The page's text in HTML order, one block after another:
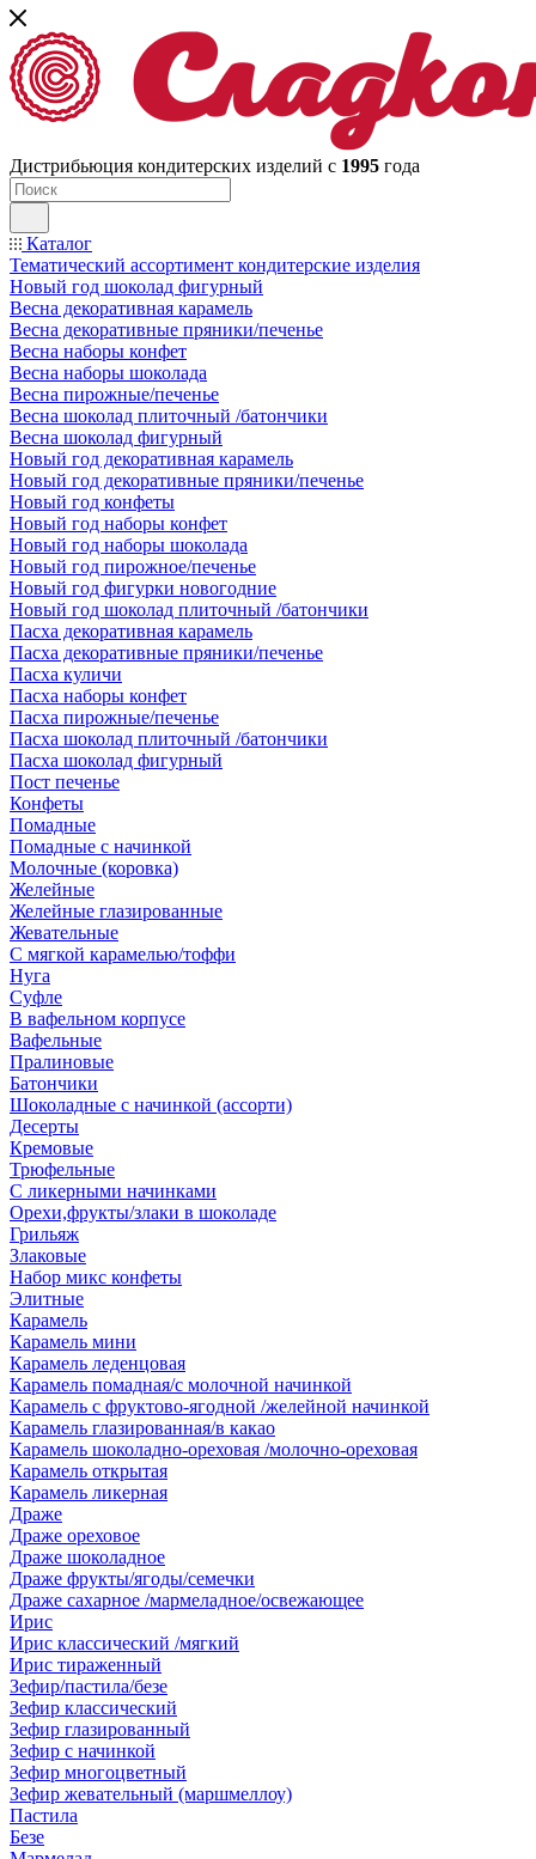
Дистрибьюция кондитерских изделий с 1995 года
Каталог
Тематический ассортимент кондитерские изделия
Новый год шоколад фигурный
Весна декоративная карамель
Весна декоративные пряники/печенье
Весна наборы конфет
Весна наборы шоколада
Весна пирожные/печенье
Весна шоколад плиточный /батончики
Весна шоколад фигурный
Новый год декоративная карамель
Новый год декоративные пряники/печенье
Новый год конфеты
Новый год наборы конфет
Новый год наборы шоколада
Новый год пирожное/печенье
Новый год фигурки новогодние
Новый год шоколад плиточный /батончики
Пасха декоративная карамель
Пасха декоративные пряники/печенье
Пасха куличи
Пасха наборы конфет
Пасха пирожные/печенье
Пасха шоколад плиточный /батончики
Пасха шоколад фигурный
Пост печенье
Конфеты
Помадные
Помадные с начинкой
Молочные (коровка)
Желейные
Желейные глазированные
Жевательные
С мягкой карамелью/тоффи
Нуга
Суфле
В вафельном корпусе
Вафельные
Пралиновые
Батончики
Шоколадные с начинкой (ассорти)
Десерты
Кремовые
Трюфельные
С ликерными начинками
Орехи,фрукты/злаки в шоколаде
Грильяж
Злаковые
Набор микс конфеты
Элитные
Карамель
Карамель мини
Карамель леденцовая
Карамель помадная/с молочной начинкой
Карамель с фруктово-ягодной /желейной начинкой
Карамель глазированная/в какао
Карамель шоколадно-ореховая /молочно-ореховая
Карамель открытая
Карамель ликерная
Драже
Драже ореховое
Драже шоколадное
Драже фрукты/ягоды/семечки
Драже сахарное /мармеладное/освежающее
Ирис
Ирис классический /мягкий
Ирис тираженный
Зефир/пастила/безе
Зефир классический
Зефир глазированный
Зефир с начинкой
Зефир многоцветный
Зефир жевательный (маршмеллоу)
Пастила
Безе